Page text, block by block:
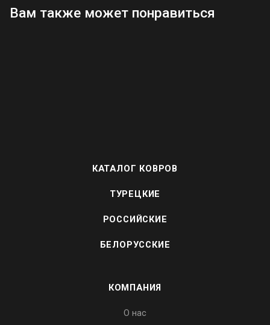
Вам также может понравиться
КАТАЛОГ КОВРОВ
ТУРЕЦКИЕ
РОССИЙСКИЕ
БЕЛОРУССКИЕ
КОМПАНИЯ
О нас